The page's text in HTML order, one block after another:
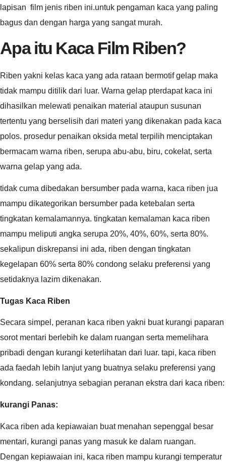
lapisan film jenis riben ini.untuk pengaman kaca yang paling
bagus dan dengan harga yang sangat murah.
Apa itu Kaca Film Riben?
Riben yakni kelas kaca yang ada rataan bermotif gelap maka
tidak mampu ditilik dari luar. Warna gelap pterdapat kaca ini
dihasilkan melewati penaikan material ataupun susunan
tertentu yang berselisih dari materi yang dikenakan pada kaca
polos. prosedur penaikan oksida metal terpilih menciptakan
bermacam warna riben, serupa abu-abu, biru, cokelat, serta
warna gelap yang ada.
tidak cuma dibedakan bersumber pada warna, kaca riben jua
mampu dikategorikan bersumber pada ketebalan serta
tingkatan kemalamannya. tingkatan kemalaman kaca riben
mampu meliputi angka serupa 20%, 40%, 60%, serta 80%.
sekalipun diskrepansi ini ada, riben dengan tingkatan
kegelapan 60% serta 80% condong selaku preferensi yang
setidaknya lazim dikenakan.
Tugas Kaca Riben
Secara simpel, peranan kaca riben yakni buat kurangi paparan
sorot mentari berlebih ke dalam ruangan serta memelihara
pribadi dengan kurangi keterlihatan dari luar. tapi, kaca riben
ada faedah lebih lanjut yang buatnya selaku preferensi yang
kondang. selanjutnya sebagian peranan ekstra dari kaca riben:
kurangi Panas:
Kaca riben ada kepiawaian buat menahan sepenggal besar
mentari, kurangi panas yang masuk ke dalam ruangan.
Dengan kepiawaian ini, kaca riben mampu kurangi temperatur